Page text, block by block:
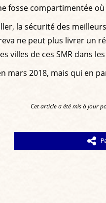
fosse compartimentée
la sécurité des
ne peut plus livrer un
villes de ces SMR dans
mars 2018, mais qui en
Cet article a été mis à jour